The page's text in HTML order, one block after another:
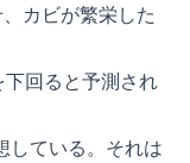
カビが繁栄した
回ると予測され
している。それは